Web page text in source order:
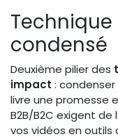
Technique
condensé
Deuxième pilier des
impact :
livre une promesse
B2B/B2C exigent
vos vidéos en outils